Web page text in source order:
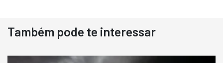
Destaque
Usado
Também pode te interessar